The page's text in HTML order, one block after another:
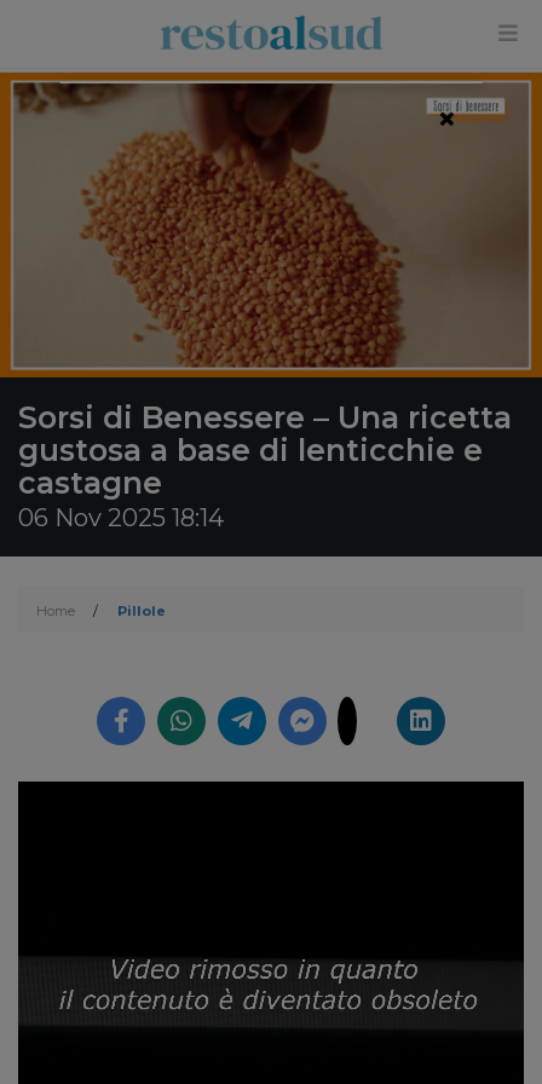
Sorsi di Benessere – Una ricetta
gustosa a base di lenticchie e
castagne
06 Nov 2025 18:14
Home / Pillole
×